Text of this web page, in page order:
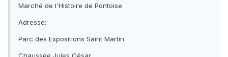
Marché de l'Histoire de Pontoise
Adresse:
Parc des Expositions Saint Martin